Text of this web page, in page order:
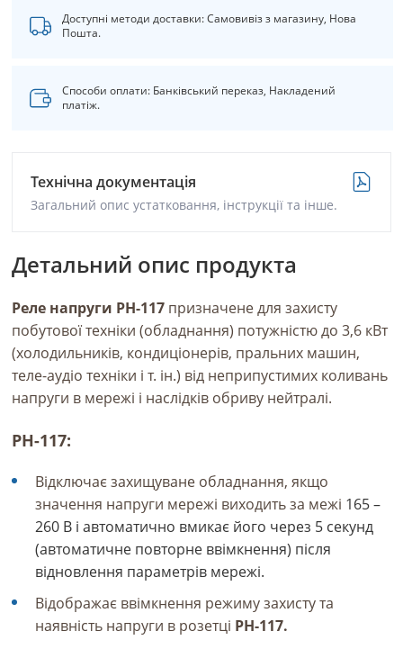
Доступні методи доставки: Самовивіз з магазину, Нова
Пошта.
Способи оплати: Банківський переказ, Накладений
платіж.
Технічна документація
Загальний опис устатковання, інструкції та інше.
Детальний опис продукта
Реле напруги РН-117 призначене для захисту
побутової техніки (обладнання) потужністю до 3,6 кВт
(холодильників, кондиціонерів, пральних машин,
теле-аудіо техніки і т. ін.) від неприпустимих коливань
напруги в мережі і наслідків обриву нейтралі.
РН-117:
Відключає захищуване обладнання, якщо
значення напруги мережі виходить за межі 165 –
260 В і автоматично вмикає його через 5 секунд
(автоматичне повторне ввімкнення) після
відновлення параметрів мережі.
Відображає ввімкнення режиму захисту та
наявність напруги в розетці РН-117.